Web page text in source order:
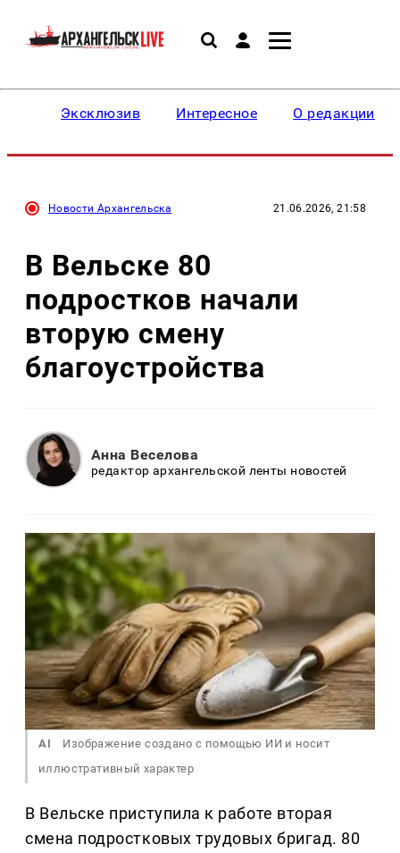
Эксклюзив Интересное О редакции
Новости Архангельска 21.06.2026, 21:58
В Вельске 80
подростков начали
вторую смену
благоустройства
Анна Веселова
редактор архангельской ленты новостей
AI
Изображение создано с помощью ИИ и носит
иллюстративный характер
В Вельске приступила к работе вторая
смена подростковых трудовых бригад. 80